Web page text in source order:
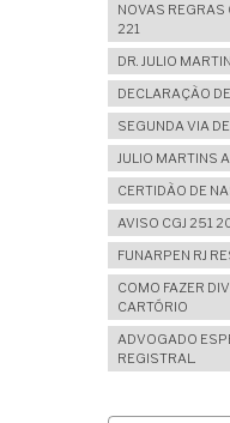
NOVAS REGRAS
221
DR. JULIO
DECLARAÇÃO
SEGUNDA VIA
JULIO MARTINS
CERTIDÃO DE
AVISO CGJ 251
FUNARPEN RJ
COMO FAZER
CARTÓRIO
ADVOGADO
REGISTRAL.